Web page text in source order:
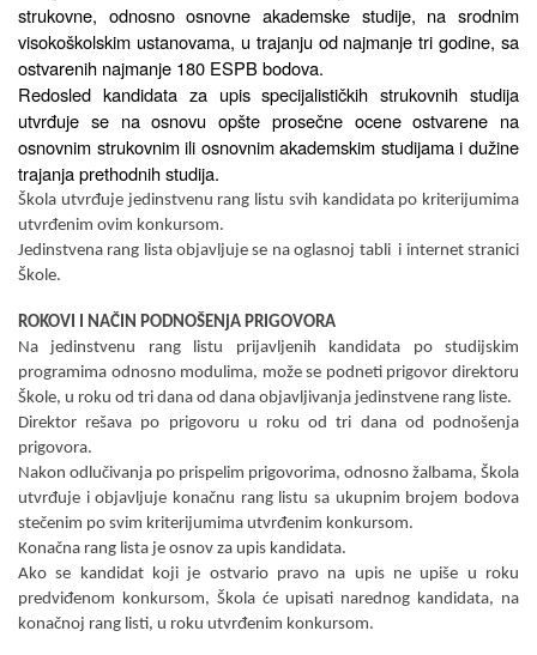
strukovne, odnosno osnovne akademske studije, na srodnim
visokoškolskim ustanovama, u trajanju od najmanje tri godine, sa
ostvarenih najmanje 180 ESPB bodova.
Redosled kandidata za upis specijalističkih strukovnih studija
utvrđuje se na osnovu opšte prosečne ocene ostvarene na
osnovnim strukovnim ili osnovnim akademskim studijama i dužine
trajanja prethodnih studija.
Škola utvrđuje jedinstvenu rang listu svih kandidata po kriterijumima
utvrđenim ovim konkursom.
Jedinstvena rang lista objavlјuje se na oglasnoj tabli i internet stranici
Škole.
ROKOVI I NAČIN PODNOŠENјA PRIGOVORA
Na jedinstvenu rang listu prijavlјenih kandidata po studijskim
programima odnosno modulima, može se podneti prigovor direktoru
Škole, u roku od tri dana od dana objavlјivanja jedinstvene rang liste.
Direktor rešava po prigovoru u roku od tri dana od podnošenja
prigovora.
Nakon odlučivanja po prispelim prigovorima, odnosno žalbama, Škola
utvrđuje i objavlјuje konačnu rang listu sa ukupnim brojem bodova
stečenim po svim kriterijumima utvrđenim konkursom.
Konačna rang lista je osnov za upis kandidata.
Ako se kandidat koji je ostvario pravo na upis ne upiše u roku
predviđenom konkursom, Škola će upisati narednog kandidata, na
konačnoj rang listi, u roku utvrđenim konkursom.